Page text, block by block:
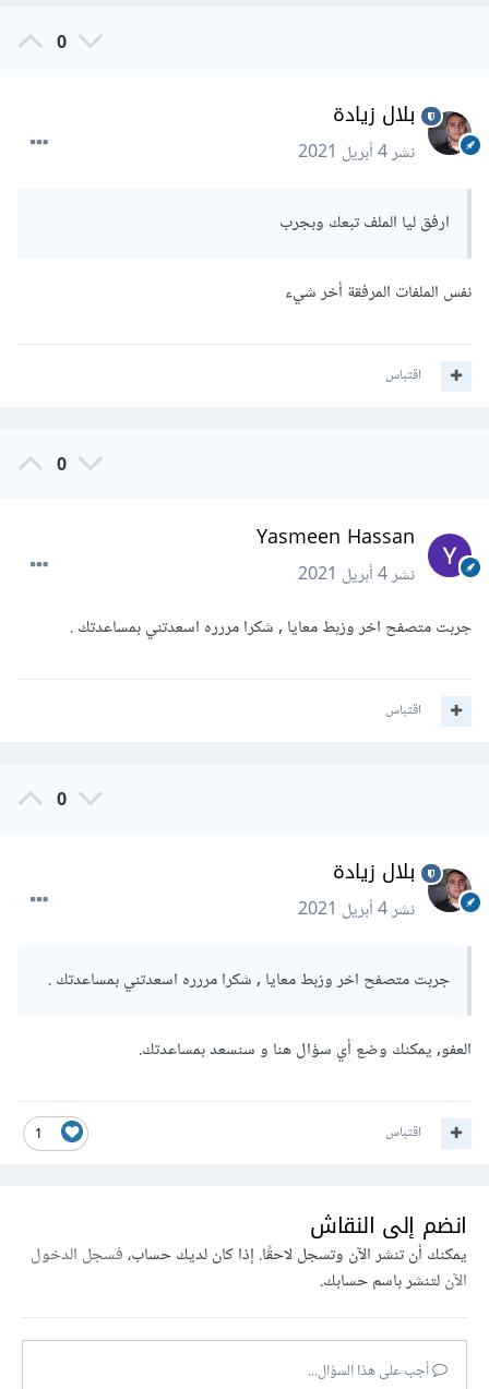
0
بلال زيادة
نشر4 أبريل 2021
ارفق ليا الملف تبعك وبجرب
نفس الملفات المرفقة أخر شيء
اقتباس
0
Yasmeen Hassan
نشر4 أبريل 2021
جربت متصفح اخر وزبط معايا , شكرا مررره اسعدتني بمساعدتك .
اقتباس
0
بلال زيادة
نشر4 أبريل 2021
جربت متصفح اخر وزبط معايا , شكرا مررره اسعدتني بمساعدتك .
العفو, يمكنك وضع أي سؤال هنا و سنسعد بمساعدتك.
1 اقتباس
انضم إلى النقاش
يمكنك أن تنشر الآن وتسجل لاحقًا. إذا كان لديك حساب،فسجل الدخول
الآنلتنشر باسم حسابك.
أجب على هذا السؤال...